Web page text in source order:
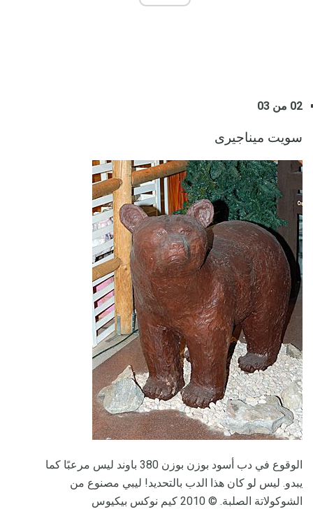
02 من 03
سويت ميناجيرى
الوقوع في دب أسود بوزن بوزن 380 باوند ليس مرعبًا كما
يبدو. ليس لو كان هذا الدب بالتحديد! ليبي مصنوع من
الشوكولاتة الصلبة. © 2010 كيم نوكس بيكيوس